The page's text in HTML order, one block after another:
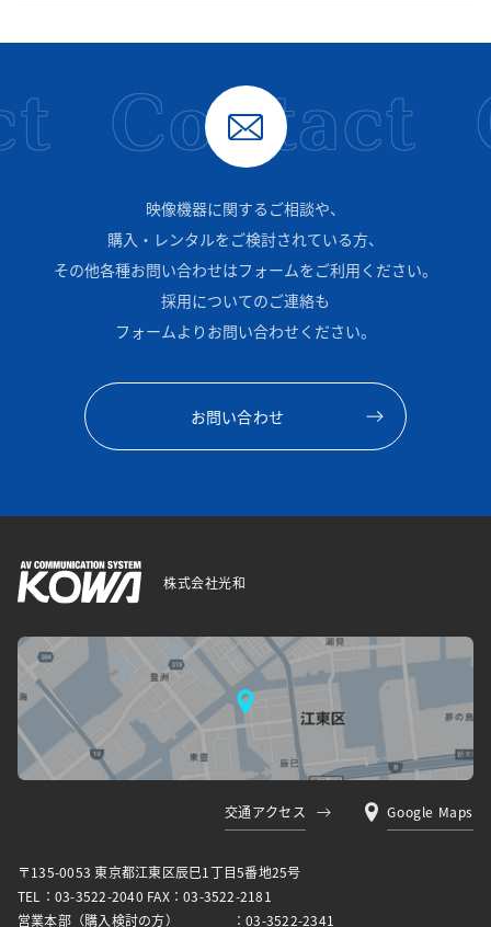
Contact
映像機器に関するご相談や、
購入・レンタルをご検討されている方、
その他各種お問い合わせはフォームをご利用ください。
採用についてのご連絡も
フォームよりお問い合わせください。
お問い合わせ
株式会社光和
交通アクセス Google Maps
〒135-0053 東京都江東区⾠⺒1丁⽬5番地25号
TEL：03-3522-2040 FAX：03-3522-2181
営業本部（購入検討の方）
：03-3522-2341